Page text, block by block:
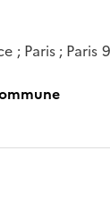
; Paris ;